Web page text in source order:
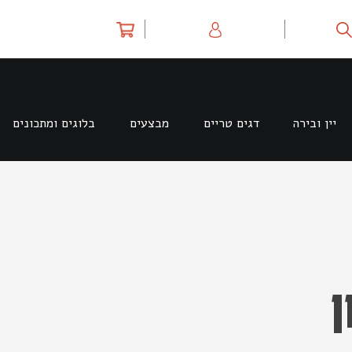
יין ובירה דגים טריים מבצעים בלוגים ומתכונים